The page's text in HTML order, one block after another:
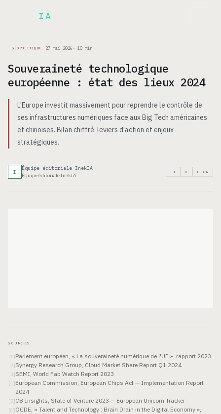
IA
GÉOPOLITIQUE 27 mai 2026 · 10 min
Souveraineté technologique
européenne : état des lieux 2024
L'Europe investit massivement pour reprendre le contrôle de
ses infrastructures numériques face aux Big Tech américaines
et chinoises. Bilan chiffré, leviers d'action et enjeux
stratégiques.
I
Équipe éditoriale InekIA
Équipe éditoriale InekIA
LI X LIEN
SOURCES
[1 ]Parlement européen, « La souveraineté numérique de l'UE », rapport 2023
[2]Synergy Research Group, Cloud Market Share Report Q1 2024
[ 3]SEMI, World Fab Watch Report 2023
[4 ]European Commission, European Chips Act — Implementation Report
2024
[5]CB Insights, State of Venture 2023 — European Unicorn Tracker
[6 ]OCDE, « Talent and Technology : Brain Drain in the Digital Economy »,